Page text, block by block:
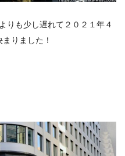
りも少し遅れて２０２１年４
りました！